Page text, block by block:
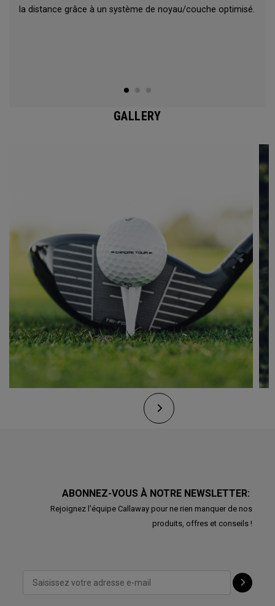
la distance grâce à un système de noyau/couche optimisé.
GALLERY
ABONNEZ-VOUS À NOTRE NEWSLETTER:
Rejoignez l'équipe Callaway pour ne rien manquer de nos
produits, offres et conseils !